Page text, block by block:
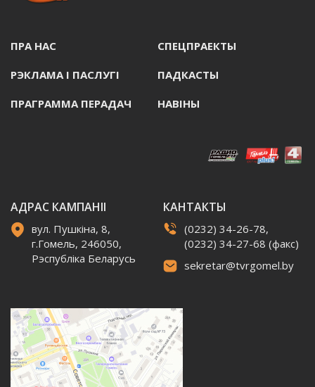
ПРА НАС СПЕЦПРАЕКТЫ
РЭКЛАМА I ПАСЛУГI ПАДКАСТЫ
ПРАГРАММА ПЕРАДАЧ НАВIНЫ
АДРАС КАМПАНІІ
вул. Пушкіна, 8,
г.Гомель, 246050,
Рэспубліка Беларусь
КАНТАКТЫ
(0232) 34-26-78,
(0232) 34-27-68 (факс)
sekretar@tvrgomel.by